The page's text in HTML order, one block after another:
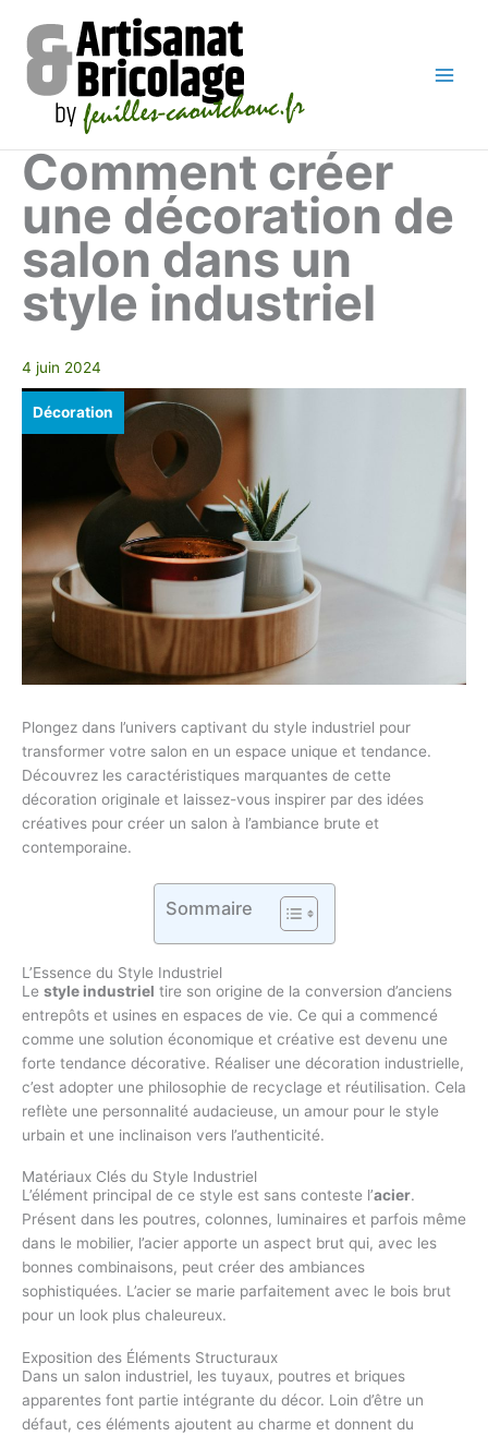
contenu
Comment créer
une décoration de
salon dans un
style industriel
4 juin 2024
Décoration
Plongez dans l’univers captivant du style industriel pour
transformer votre salon en un espace unique et tendance.
Découvrez les caractéristiques marquantes de cette
décoration originale et laissez-vous inspirer par des idées
créatives pour créer un salon à l’ambiance brute et
contemporaine.
Sommaire
L’Essence du Style Industriel
Le style industriel tire son origine de la conversion d’anciens
entrepôts et usines en espaces de vie. Ce qui a commencé
comme une solution économique et créative est devenu une
forte tendance décorative. Réaliser une décoration industrielle,
c’est adopter une philosophie de recyclage et réutilisation. Cela
reflète une personnalité audacieuse, un amour pour le style
urbain et une inclinaison vers l’authenticité.
Matériaux Clés du Style Industriel
L’élément principal de ce style est sans conteste l’acier.
Présent dans les poutres, colonnes, luminaires et parfois même
dans le mobilier, l’acier apporte un aspect brut qui, avec les
bonnes combinaisons, peut créer des ambiances
sophistiquées. L’acier se marie parfaitement avec le bois brut
pour un look plus chaleureux.
Exposition des Éléments Structuraux
Dans un salon industriel, les tuyaux, poutres et briques
apparentes font partie intégrante du décor. Loin d’être un
défaut, ces éléments ajoutent au charme et donnent du